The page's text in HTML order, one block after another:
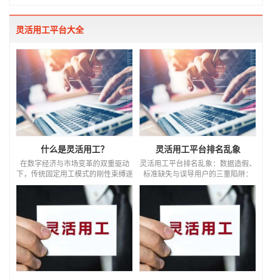
灵活用工平台大全
什么是灵活用工？
在数字经济与市场变革的双重驱动
下，传统固定用工模式的刚性束缚逐
渐显现，一种以“按需匹配、弹性协
作”为核心的人力协作模式正加速崛
起。这种模式打破了时间与空间的限
制，让企业用工更灵活、人才就业更
多元，成为连接企业动态需求与个人
专业技能的重要纽带，重塑着劳动力
市场的供需格局。 灵活用工的核心
价值在于“精准匹配”与“效率优化”。
对于企业而言，它有效破解了传统用
灵活用工平台排名乱象
灵活用工平台排名乱象：数据造假、
标准缺失与误导用户的三重陷阱：
随着灵活用工市场规模突破2.8万亿
元，各类平台排名应运而生，但小平
台自导自演的排名乱象愈发突出，严
重扰乱行业秩序。这些乱象集中体现
在数据造假、标准缺失、误导用户三
个层面，亟需规范整治。 数据造假
是排名乱象的核心。部分小平台通过
虚构交易数据、伪造用户评价等方式
美化排名，福建19家暴雷平台就通